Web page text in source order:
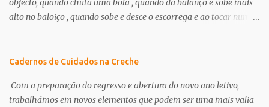
2012/13, educadora Milena Branco Continuamos a encontrar dias
específicos para abordar a amizade, o outro, enfim, cada um dá-
amigo? O que se dá/recebe de um amigo? Deixo-vos hoje algumas
objecto, quando chuta uma bola , quando dá balanço e sobe mais
alto no baloiço , quando sobe e desce o escorrega e ao tocar num
quando prova uma goma e sente como é doce, ou quando pega um
o faz lembrar-se da sua mãe, ou perante o ar frio sente as mãos
geladas, ela está a aprender .… As aprendizagens que a criança
Cadernos de Cuidados na Creche
Com a preparação do regresso e abertura do novo ano letivo,
trabalhámos em novos elementos que podem ser uma mais valia